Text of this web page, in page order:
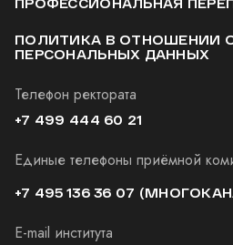
ПОЛИТИКА В ОТНОШЕНИИ
ПЕРСОНАЛЬНЫХ ДАННЫХ
Телефон ректората
+7 499 444 60 21
Единые телефоны приёмной
+7 495 136 36 07
E-mail института